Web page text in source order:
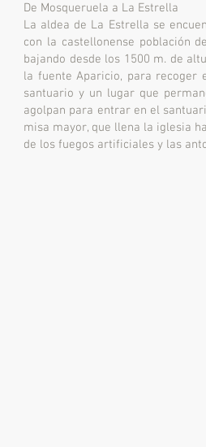
De Mosqueruela a La Estrella
La aldea de La Estrella se
con la castellonense población
bajando desde los 1500 m. de
la fuente Aparicio, para recoger
santuario y un lugar que
agolpan para entrar en el
misa mayor, que llena la iglesia
de los fuegos artificiales y las